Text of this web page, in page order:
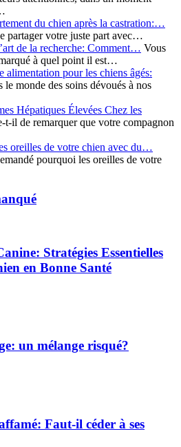
du chien après la castration:…
partager votre juste part avec…
de la recherche: Comment… Vous
à quel point il est…
alimentation pour les chiens âgés:
le monde des soins dévoués à nos
Hépatiques Élevées Chez les
t-il de remarquer que votre compagnon
oreilles de votre chien avec du…
pourquoi les oreilles de votre
Stratégies Essentielles
en Bonne Santé
un mélange risqué?
Faut-il céder à ses